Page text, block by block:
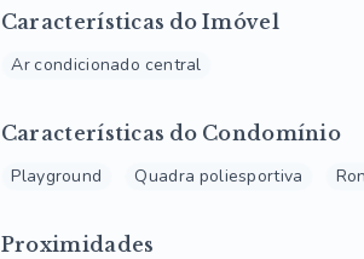
Características do Imóvel
Ar condicionado central
Características do Condomínio
Playground Quadra poliesportiva
Proximidades